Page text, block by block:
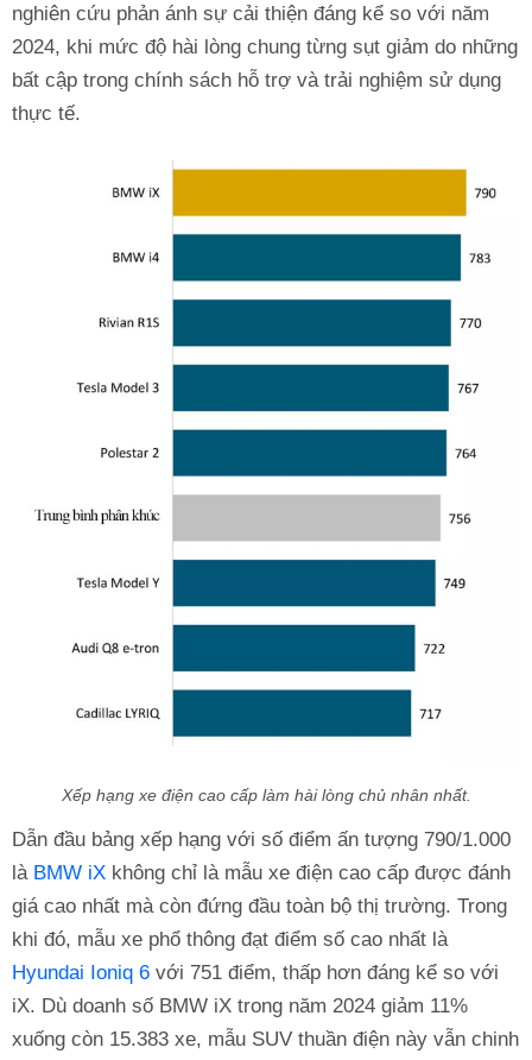
nghiên cứu phản ánh sự cải thiện đáng kể so với năm
2024, khi mức độ hài lòng chung từng sụt giảm do những
bất cập trong chính sách hỗ trợ và trải nghiệm sử dụng
thực tế.
Xếp hạng xe điện cao cấp làm hài lòng chủ nhân nhất.
Dẫn đầu bảng xếp hạng với số điểm ấn tượng 790/1.000
là BMW iX không chỉ là mẫu xe điện cao cấp được đánh
giá cao nhất mà còn đứng đầu toàn bộ thị trường. Trong
khi đó, mẫu xe phổ thông đạt điểm số cao nhất là
Hyundai Ioniq 6 với 751 điểm, thấp hơn đáng kể so với
iX. Dù doanh số BMW iX trong năm 2024 giảm 11%
xuống còn 15.383 xe, mẫu SUV thuần điện này vẫn chinh